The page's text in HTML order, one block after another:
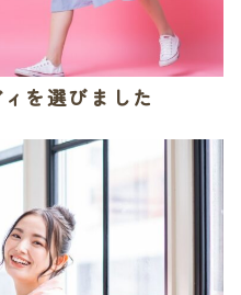
を選びました